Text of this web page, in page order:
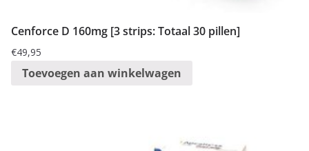
Cenforce D 160mg [3 strips: Totaal 30 pillen]
€49,95
Toevoegen aan winkelwagen